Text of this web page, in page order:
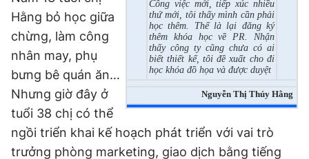
Theo dõi báo trên
Hotline
0906 645 777
Liên hệ quảng cáo
0908 780 404
Đặt báo Quảng cáo RSS Tòa soạn Chính sách bảo
Công việc mới, tiếp xúc nhiều
thứ mới, tôi thấy mình cần phải
học thêm. Thế là lại đăng ký
thêm khóa học về PR. Nhận
thấy công ty cũng chưa có ai
biết thiết kế, tôi đề xuất cho đi
học khóa đồ họa và được duyệt
Nguyễn Thị Thúy Hằng
Hằng bỏ học giữa
chừng, làm công
nhân may, phụ
bưng bê quán ăn…
Nhưng giờ đây ở
tuổi 38 chị có thể
ngồi triển khai kế hoạch phát triển với vai trò
trưởng phòng marketing, giao dịch bằng tiếng